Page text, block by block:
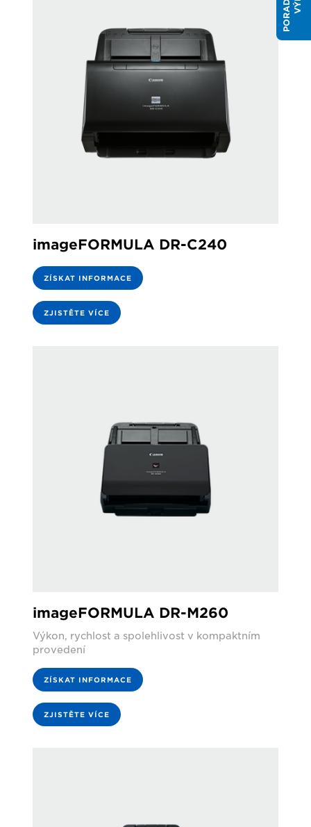
imageFORMULA DR-C240
ZÍSKAT INFORMACE
ZJISTĚTE VÍCE
imageFORMULA DR-M260
Výkon, rychlost a spolehlivost v kompaktním
provedení
ZÍSKAT INFORMACE
ZJISTĚTE VÍCE